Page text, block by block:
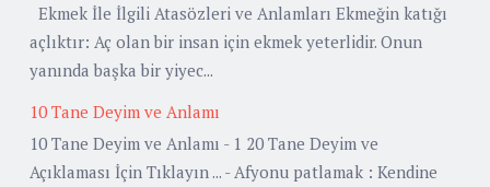
Ekmek İle İlgili Atasözleri ve Anlamları Ekmeğin katığı
açlıktır: Aç olan bir insan için ekmek yeterlidir. Onun
yanında başka bir yiyec...
10 Tane Deyim ve Anlamı
10 Tane Deyim ve Anlamı - 1 20 Tane Deyim ve
Açıklaması İçin Tıklayın ... - Afyonu patlamak : Kendine